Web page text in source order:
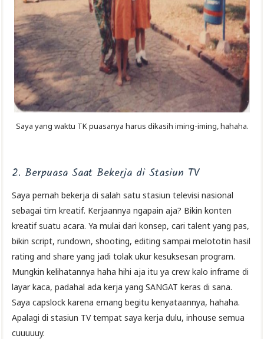
Saya yang waktu TK puasanya harus dikasih iming-iming, hahaha.
2. Berpuasa Saat Bekerja di Stasiun TV
Saya pernah bekerja di salah satu stasiun televisi nasional
sebagai tim kreatif. Kerjaannya ngapain aja? Bikin konten
kreatif suatu acara. Ya mulai dari konsep, cari talent yang pas,
bikin script, rundown, shooting, editing sampai melototin hasil
rating and share yang jadi tolak ukur kesuksesan program.
Mungkin kelihatannya haha hihi aja itu ya crew kalo inframe di
layar kaca, padahal ada kerja yang SANGAT keras di sana.
Saya capslock karena emang begitu kenyataannya, hahaha.
Apalagi di stasiun TV tempat saya kerja dulu, inhouse semua
cuuuuuy.